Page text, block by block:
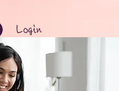
Login